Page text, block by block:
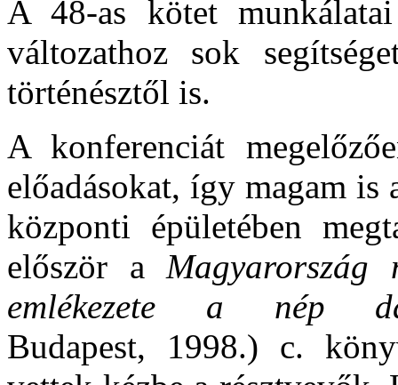
A 48-as kötet
változathoz sok
történésztől is.
A konferenciát
előadásokat, így magam
központi épületében
először a Magyarország
emlékezete a nép
Budapest, 1998.) c.